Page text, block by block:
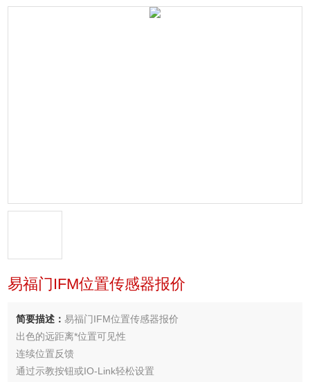
易福门IFM位置传感器报价
简要描述：易福门IFM位置传感器报价
出色的远距离*位置可见性
连续位置反馈
通过示教按钮或IO-Link轻松设置